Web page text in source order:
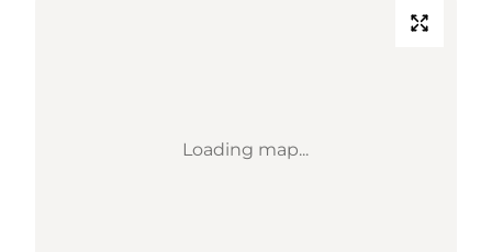
Loading map...